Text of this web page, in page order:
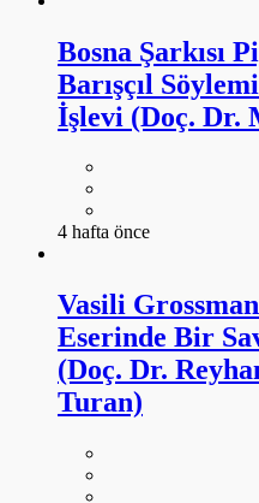
Bosna Şarkısı
Barışçıl
İşlevi (Doç. Dr.
4 hafta önce
Vasili
Eserinde Bir
(Doç. Dr.
Turan)